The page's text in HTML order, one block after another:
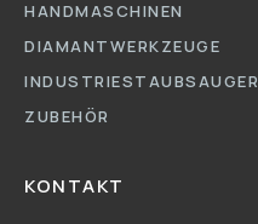
HANDMASCHINEN
DIAMANTWERKZEUGE
INDUSTRIESTAUBSAUGER
ZUBEHÖR
KONTAKT